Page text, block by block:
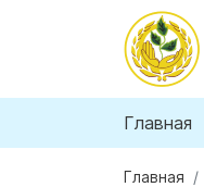
Главная
Главная